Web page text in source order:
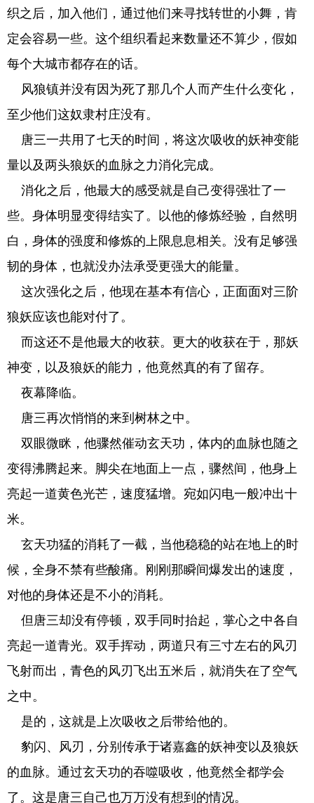
织之后，加入他们，通过他们来寻找转世的小舞，肯
定会容易一些。这个组织看起来数量还不算少，假如
每个大城市都存在的话。
风狼镇并没有因为死了那几个人而产生什么变化，
至少他们这奴隶村庄没有。
唐三一共用了七天的时间，将这次吸收的妖神变能
量以及两头狼妖的血脉之力消化完成。
消化之后，他最大的感受就是自己变得强壮了一
些。身体明显变得结实了。以他的修炼经验，自然明
白，身体的强度和修炼的上限息息相关。没有足够强
韧的身体，也就没办法承受更强大的能量。
这次强化之后，他现在基本有信心，正面面对三阶
狼妖应该也能对付了。
而这还不是他最大的收获。更大的收获在于，那妖
神变，以及狼妖的能力，他竟然真的有了留存。
夜幕降临。
唐三再次悄悄的来到树林之中。
双眼微眯，他骤然催动玄天功，体内的血脉也随之
变得沸腾起来。脚尖在地面上一点，骤然间，他身上
亮起一道黄色光芒，速度猛增。宛如闪电一般冲出十
米。
玄天功猛的消耗了一截，当他稳稳的站在地上的时
候，全身不禁有些酸痛。刚刚那瞬间爆发出的速度，
对他的身体还是不小的消耗。
但唐三却没有停顿，双手同时抬起，掌心之中各自
亮起一道青光。双手挥动，两道只有三寸左右的风刃
飞射而出，青色的风刃飞出五米后，就消失在了空气
之中。
是的，这就是上次吸收之后带给他的。
豹闪、风刃，分别传承于诸嘉鑫的妖神变以及狼妖
的血脉。通过玄天功的吞噬吸收，他竟然全都学会
了。这是唐三自己也万万没有想到的情况。